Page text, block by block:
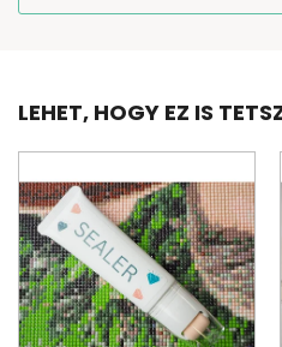
LEHET, HOGY EZ IS